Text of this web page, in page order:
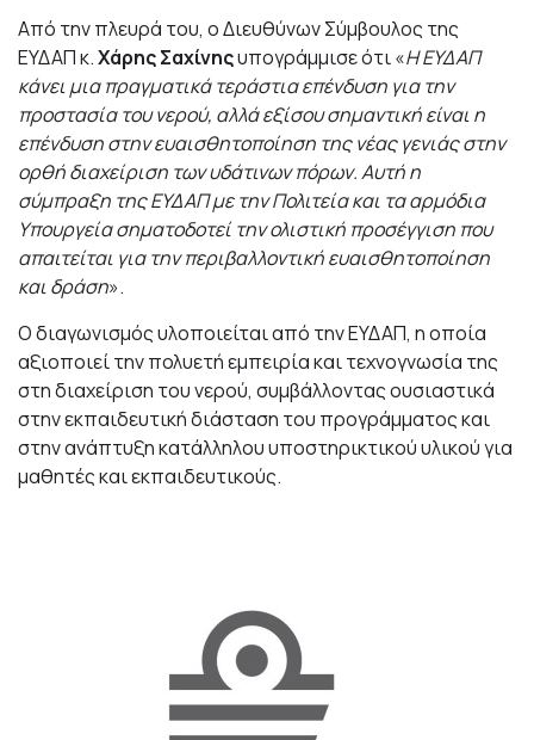
Από την πλευρά του, ο Διευθύνων Σύμβουλος της
ΕΥΔΑΠ κ.Χάρης Σαχίνηςυπογράμμισε ότι «Η ΕΥΔΑΠ
κάνει μια πραγματικά τεράστια επένδυση για την
προστασία του νερού, αλλά εξίσου σημαντική είναι η
επένδυση στην ευαισθητοποίηση της νέας γενιάς στην
ορθή διαχείριση των υδάτινων πόρων. Αυτή η
σύμπραξη της ΕΥΔΑΠ με την Πολιτεία και τα αρμόδια
Υπουργεία σηματοδοτεί την ολιστική προσέγγιση που
απαιτείται για την περιβαλλοντική ευαισθητοποίηση
και δράση».
Ο διαγωνισμός υλοποιείται από την ΕΥΔΑΠ, η οποία
αξιοποιεί την πολυετή εμπειρία και τεχνογνωσία της
στη διαχείριση του νερού, συμβάλλοντας ουσιαστικά
στην εκπαιδευτική διάσταση του προγράμματος και
στην ανάπτυξη κατάλληλου υποστηρικτικού υλικού για
μαθητές και εκπαιδευτικούς.